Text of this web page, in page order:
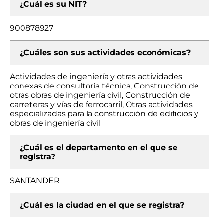
¿Cuál es su NIT?
900878927
¿Cuáles son sus actividades económicas?
Actividades de ingeniería y otras actividades
conexas de consultoría técnica, Construcción de
otras obras de ingeniería civil, Construcción de
carreteras y vías de ferrocarril, Otras actividades
especializadas para la construcción de edificios y
obras de ingeniería civil
¿Cuál es el departamento en el que se
registra?
SANTANDER
¿Cuál es la ciudad en el que se registra?